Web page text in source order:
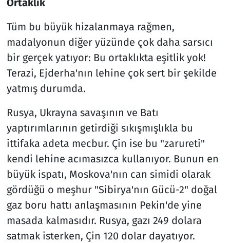
Ortaklık
Tüm bu büyük hizalanmaya rağmen,
madalyonun diğer yüzünde çok daha sarsıcı
bir gerçek yatıyor: Bu ortaklıkta eşitlik yok!
Terazi, Ejderha'nın lehine çok sert bir şekilde
yatmış durumda.
Rusya, Ukrayna savaşının ve Batı
yaptırımlarının getirdiği sıkışmışlıkla bu
ittifaka adeta mecbur. Çin ise bu "zarureti"
kendi lehine acımasızca kullanıyor. Bunun en
büyük ispatı, Moskova'nın can simidi olarak
gördüğü o meşhur "Sibirya'nın Gücü-2" doğal
gaz boru hattı anlaşmasının Pekin'de yine
masada kalmasıdır. Rusya, gazı 249 dolara
satmak isterken, Çin 120 dolar dayatıyor.